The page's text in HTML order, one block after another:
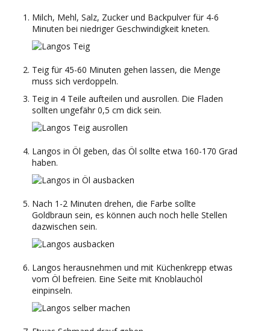
Milch, Mehl, Salz, Zucker und Backpulver für 4-6
Minuten bei niedriger Geschwindigkeit kneten.
Teig für 45-60 Minuten gehen lassen, die Menge
muss sich verdoppeln.
Teig in 4 Teile aufteilen und ausrollen. Die Fladen
sollten ungefähr 0,5 cm dick sein.
Langos in Öl geben, das Öl sollte etwa 160-170 Grad
haben.
Nach 1-2 Minuten drehen, die Farbe sollte
Goldbraun sein, es können auch noch helle Stellen
dazwischen sein.
Langos herausnehmen und mit Küchenkrepp etwas
vom Öl befreien. Eine Seite mit Knoblauchöl
einpinseln.